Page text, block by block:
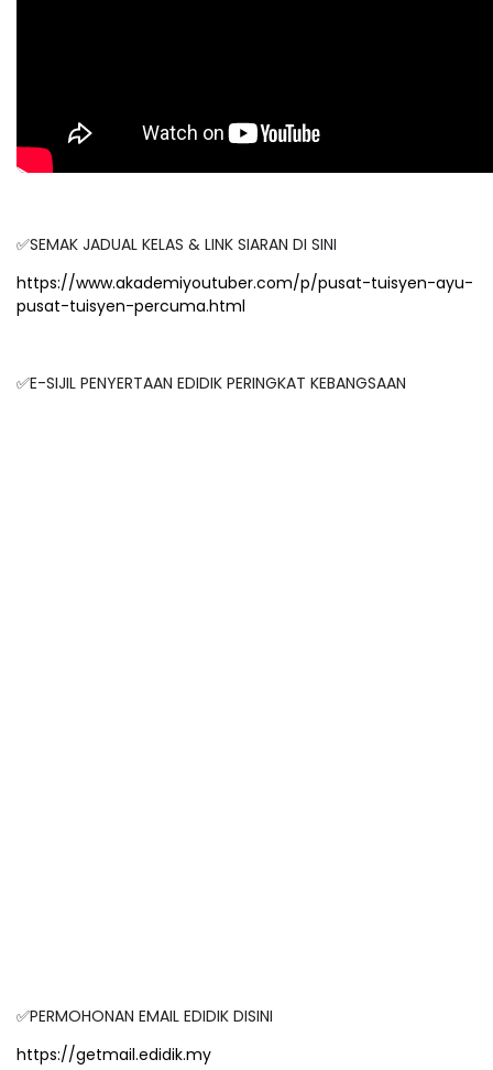
✅SEMAK JADUAL KELAS & LINK SIARAN DI SINI
https://www.akademiyoutuber.com/p/pusat-tuisyen-ayu-
pusat-tuisyen-percuma.html
✅E-SIJIL PENYERTAAN EDIDIK PERINGKAT KEBANGSAAN
✅PERMOHONAN EMAIL EDIDIK DISINI
https://getmail.edidik.my